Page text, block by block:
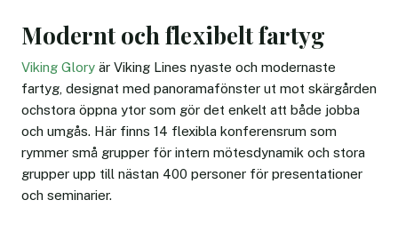
Modernt och flexibelt fartyg
Viking Glory är Viking Lines nyaste och modernaste
fartyg, designat med panoramafönster ut mot skärgården
ochstora öppna ytor som gör det enkelt att både jobba
och umgås. Här finns 14 flexibla konferensrum som
rymmer små grupper för intern mötesdynamik och stora
grupper upp till nästan 400 personer för presentationer
och seminarier.